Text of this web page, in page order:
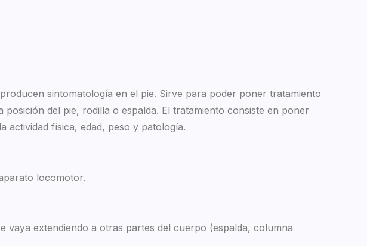
sintomatología en el pie. Sirve para poder poner tratamiento
del pie, rodilla o espalda. El tratamiento consiste en poner
actividad física, edad, peso y patología.
locomotor.
extendiendo a otras partes del cuerpo (espalda, columna